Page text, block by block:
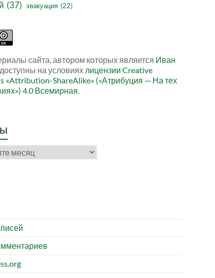
(37) эвакуация (22)
сайта, автором которых является Иван
на условиях лицензии Creative
«Attribution-ShareAlike» («Атрибуция — На тех
4.0 Всемирная.